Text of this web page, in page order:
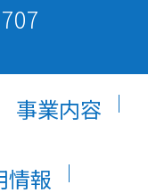
事業内容
情報